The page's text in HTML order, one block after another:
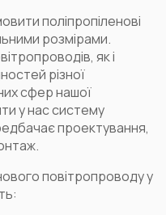
поліпропіленові
розмірами.
як і
різної
сфер нашої
у нас систему
проектування,
повітропроводу у